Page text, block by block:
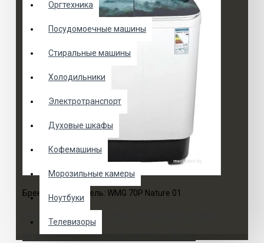
Оргтехника
Посудомоечные машины
Стиральные машины
Холодильники
Электротранспорт
Духовые шкафы
Кофемашины
Морозильные камеры
Ноутбуки
Телевизоры
Бренд: Vesta Модель: WMG 70P Nature 01
Активаторная стиральная
машина Vesta WMG 70P